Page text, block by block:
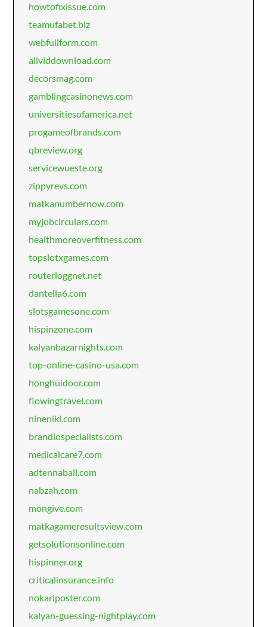
howtofixissue.com
teamufabet.biz
webfullform.com
allviddownload.com
decorsmag.com
gamblingcasinonews.com
universitiesofamerica.net
progameofbrands.com
qbreview.org
servicewueste.org
zippyrevs.com
matkanumbernow.com
myjobcirculars.com
healthmoreoverfitness.com
topslotxgames.com
routerloggnet.net
dantella6.com
slotsgamesone.com
hispinzone.com
kalyanbazarnights.com
top-online-casino-usa.com
honghuidoor.com
flowingtravel.com
nineniki.com
brandiospecialists.com
medicalcare7.com
adtennaball.com
nabzah.com
mongive.com
matkagameresultsview.com
getsolutionsonline.com
hispinner.org
criticalinsurance.info
nokariposter.com
kalyan-guessing-nightplay.com